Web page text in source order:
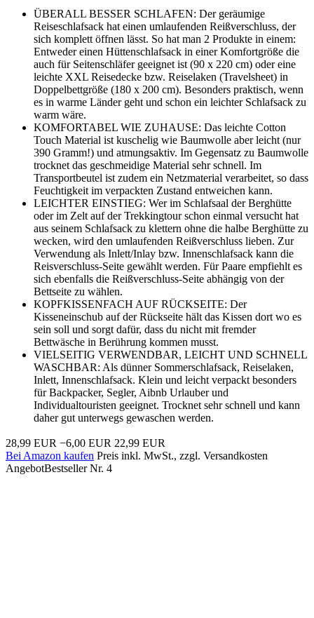
ÜBERALL BESSER SCHLAFEN: Der geräumige
Reiseschlafsack hat einen umlaufenden Reißverschluss, der
sich komplett öffnen lässt. So hat man 2 Produkte in einem:
Entweder einen Hüttenschlafsack in einer Komfortgröße die
auch für Seitenschläfer geeignet ist (90 x 220 cm) oder eine
leichte XXL Reisedecke bzw. Reiselaken (Travelsheet) in
Doppelbettgröße (180 x 200 cm). Besonders praktisch, wenn
es in warme Länder geht und schon ein leichter Schlafsack zu
warm wäre.
KOMFORTABEL WIE ZUHAUSE: Das leichte Cotton
Touch Material ist kuschelig wie Baumwolle aber leicht (nur
390 Gramm!) und atmungsaktiv. Im Gegensatz zu Baumwolle
trocknet das geschmeidige Material sehr schnell. Im
Transportbeutel ist zudem ein Netzmaterial verarbeitet, so dass
Feuchtigkeit im verpackten Zustand entweichen kann.
LEICHTER EINSTIEG: Wer im Schlafsaal der Berghütte
oder im Zelt auf der Trekkingtour schon einmal versucht hat
aus seinem Schlafsack zu klettern ohne die halbe Berghütte zu
wecken, wird den umlaufenden Reißverschluss lieben. Zur
Verwendung als Inlett/Inlay bzw. Innenschlafsack kann die
Reisverschluss-Seite gewählt werden. Für Paare empfiehlt es
sich ebenfalls die Reißverschluss-Seite abhängig von der
Bettseite zu wählen.
KOPFKISSENFACH AUF RÜCKSEITE: Der
Kisseneinschub auf der Rückseite hält das Kissen dort wo es
sein soll und sorgt dafür, dass du nicht mit fremder
Bettwäsche in Berührung kommen musst.
VIELSEITIG VERWENDBAR, LEICHT UND SCHNELL
WASCHBAR: Als dünner Sommerschlafsack, Reiselaken,
Inlett, Innenschlafsack. Klein und leicht verpackt besonders
für Backpacker, Segler, Aibnb Urlauber und
Individualtouristen geeignet. Trocknet sehr schnell und kann
daher gut unterwegs gewaschen werden.
28,99 EUR −6,00 EUR 22,99 EUR
Bei Amazon kaufen Preis inkl. MwSt., zzgl. Versandkosten
AngebotBestseller Nr. 4